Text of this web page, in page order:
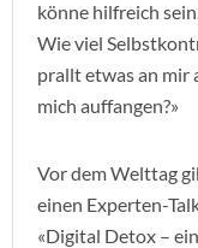
könne hilfreich
Wie viel
prallt etwas an mir
mich auffangen?»
Vor dem Welttag
einen Experten-
«Digital Detox –